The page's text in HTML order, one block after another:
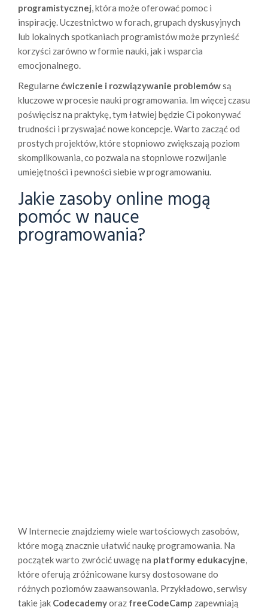
programistycznej, która może oferować pomoc i
inspirację. Uczestnictwo w forach, grupach dyskusyjnych
lub lokalnych spotkaniach programistów może przynieść
korzyści zarówno w formie nauki, jak i wsparcia
emocjonalnego.
Regularnećwiczenie i rozwiązywanie problemówsą
kluczowe w procesie nauki programowania. Im więcej czasu
poświęcisz na praktykę, tym łatwiej będzie Ci pokonywać
trudności i przyswajać nowe koncepcje. Warto zacząć od
prostych projektów, które stopniowo zwiększają poziom
skomplikowania, co pozwala na stopniowe rozwijanie
umiejętności i pewności siebie w programowaniu.
Jakie zasoby online mogą
pomóc w nauce
programowania?
W Internecie znajdziemy wiele wartościowych zasobów,
które mogą znacznie ułatwić naukę programowania. Na
początek warto zwrócić uwagę na platformy edukacyjne,
które oferują zróżnicowane kursy dostosowane do
różnych poziomów zaawansowania. Przykładowo, serwisy
takie jak Codecademyoraz freeCodeCamp zapewniają